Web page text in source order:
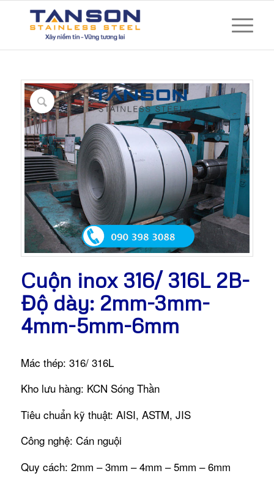
Cuộn inox 316/ 316L 2B-
Độ dày: 2mm-3mm-
4mm-5mm-6mm
Mác thép: 316/ 316L
Kho lưu hàng: KCN Sóng Thần
Tiêu chuẩn kỹ thuật: AISI, ASTM, JIS
Công nghệ: Cán nguội
Quy cách: 2mm – 3mm – 4mm – 5mm – 6mm